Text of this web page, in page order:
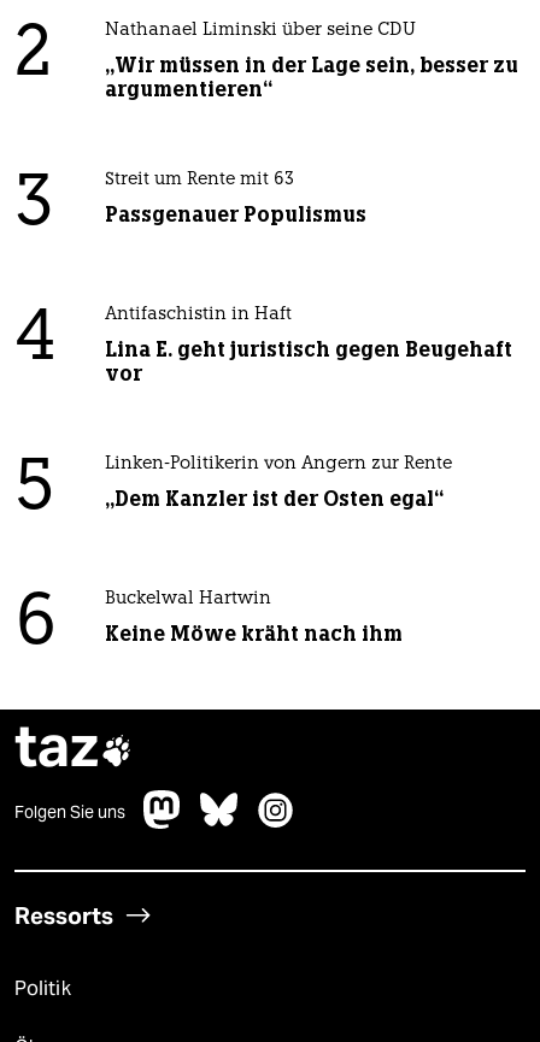
2 Nathanael Liminski über seine CDU
„Wir müssen in der Lage sein, besser zu
argumentieren“
3 Streit um Rente mit 63
Passgenauer Populismus
4 Antifaschistin in Haft
Lina E. geht juristisch gegen Beugehaft
vor
5 Linken-Politikerin von Angern zur Rente
„Dem Kanzler ist der Osten egal“
6 Buckelwal Hartwin
Keine Möwe kräht nach ihm
taz
Folgen Sie uns
Ressorts
Politik